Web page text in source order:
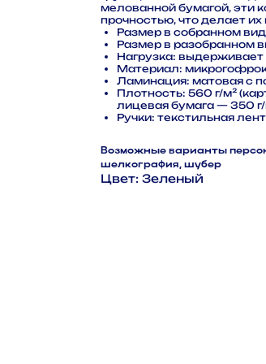
мелованной бумагой, эти
прочностью, что делает
Размер в собранном
Размер в разобранном
Нагрузка: выдерживает
Материал:
Ламинация: матовая с
Плотность: 560 г/м²
лицевая бумага — 350
Ручки: текстильная
Возможные варианты
шелкография, шубер
Цвет: 3еленый